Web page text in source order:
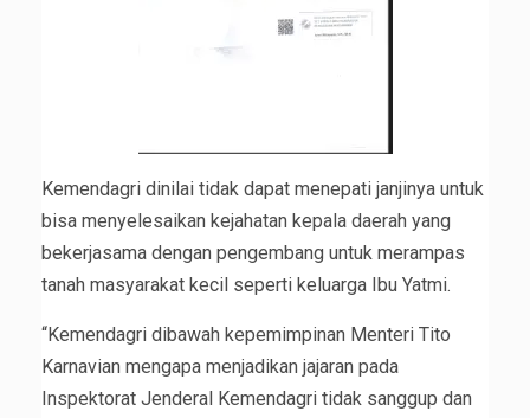
Kemendagri dinilai tidak dapat menepati janjinya untuk
bisa menyelesaikan kejahatan kepala daerah yang
bekerjasama dengan pengembang untuk merampas
tanah masyarakat kecil seperti keluarga Ibu Yatmi.
“Kemendagri dibawah kepemimpinan Menteri Tito
Karnavian mengapa menjadikan jajaran pada
Inspektorat Jenderal Kemendagri tidak sanggup dan